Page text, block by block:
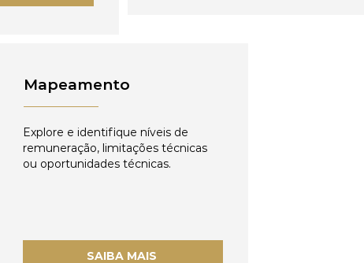
Mapeamento
Explore e identifique níveis de
remuneração, limitações técnicas
ou oportunidades técnicas.
SAIBA MAIS